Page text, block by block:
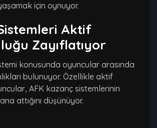
için oynuyor.
Aktif
Zayıflatıyor
konusunda oyuncular arasında
bulunuyor. Özellikle aktif
AFK kazanç sistemlerinin
attığını düşünüyor.